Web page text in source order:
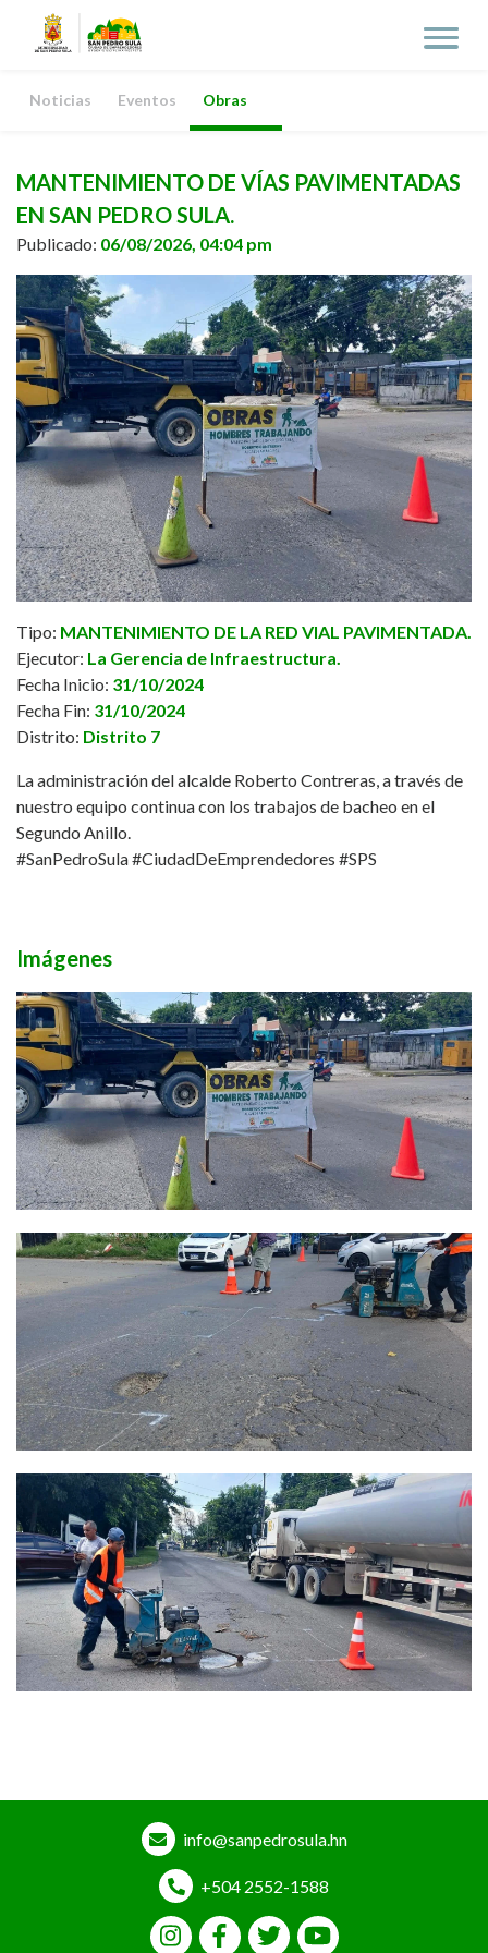
Noticias Eventos Obras
MANTENIMIENTO DE VÍAS PAVIMENTADAS
EN SAN PEDRO SULA.
Publicado: 06/08/2026, 04:04 pm
Tipo: MANTENIMIENTO DE LA RED VIAL PAVIMENTADA.
Ejecutor: La Gerencia de Infraestructura.
Fecha Inicio: 31/10/2024
Fecha Fin: 31/10/2024
Distrito: Distrito 7
La administración del alcalde Roberto Contreras, a través de
nuestro equipo continua con los trabajos de bacheo en el
Segundo Anillo.
#SanPedroSula#CiudadDeEmprendedores #SPS
Imágenes
info@sanpedrosula.hn
+504 2552-1588